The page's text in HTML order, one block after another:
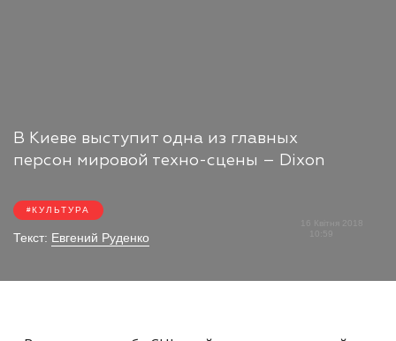
В Киеве выступит одна из главных
персон мировой техно-сцены – Dixon
КУЛЬТУРА
Текст: Евгений Руденко
10:59